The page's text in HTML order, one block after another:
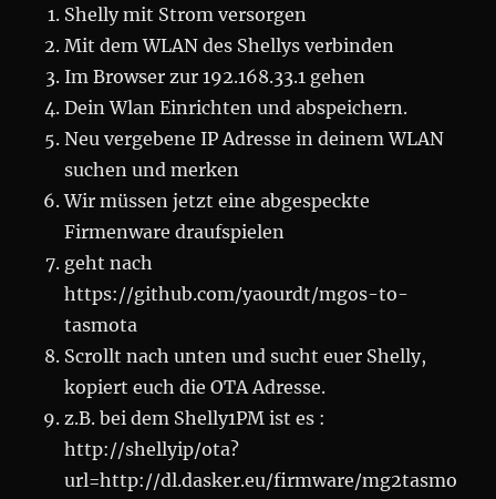
Shelly mit Strom versorgen
Mit dem WLAN des Shellys verbinden
Im Browser zur 192.168.33.1 gehen
Dein Wlan Einrichten und abspeichern.
Neu vergebene IP Adresse in deinem WLAN
suchen und merken
Wir müssen jetzt eine abgespeckte
Firmenware draufspielen
geht nach
https://github.com/yaourdt/mgos-to-
tasmota
Scrollt nach unten und sucht euer Shelly,
kopiert euch die OTA Adresse.
z.B. bei dem Shelly1PM ist es :
http://shellyip/ota?
url=http://dl.dasker.eu/firmware/mg2tasmo